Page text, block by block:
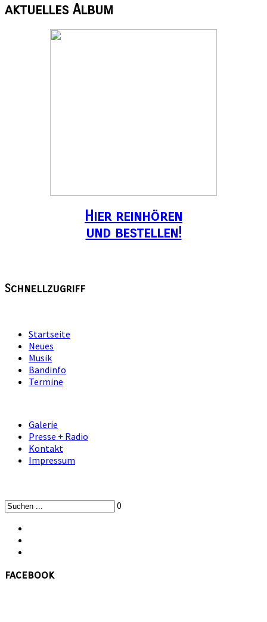
aktuelles Album
Hier reinhören
und bestellen!
Schnellzugriff
Startseite
Neues
Musik
Bandinfo
Termine
Galerie
Presse + Radio
Kontakt
Impressum
0
facebook